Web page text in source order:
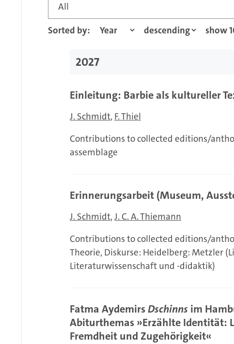
All
Sorted by:
2027
Einleitung: Barbie als kultureller
J. Schmidt F. Thiel
Contributions to collected editions/
assemblage
Erinnerungsarbeit (Museum,
J. Schmidt J. C. A. Thiemann
Contributions to collected editions/
Theorie, Diskurse: Heidelberg: Metzler
Literaturwissenschaft und -didaktik)
Fatma AydemirsDschinns im
Abiturthemas »Erzählte Identität:
Fremdheit und Zugehörigkeit«